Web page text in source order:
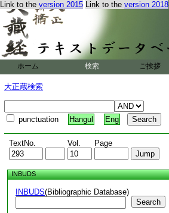
Link to the version 2015 Link to the version 2018
ホーム 検索 ご挨拶
大正蔵検索
punctuation Hangul Eng
TextNo. Vol. Page
INBUDS
INBUDS(Bibliographic Database)
Search